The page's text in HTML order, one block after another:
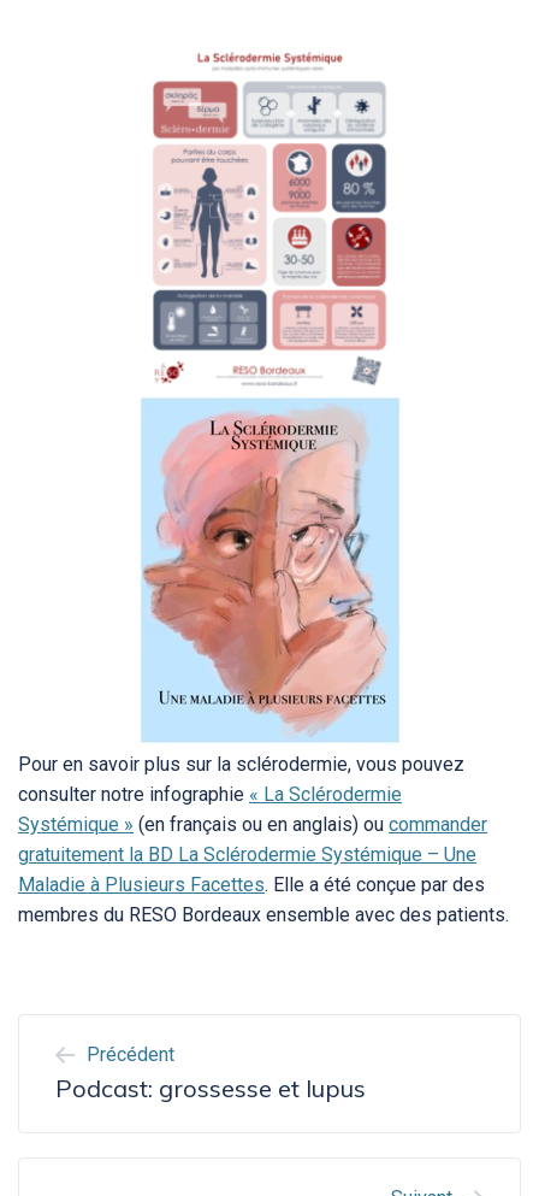
Pour en savoir plus sur la sclérodermie, vous pouvez
consulter notre infographie « La Sclérodermie
Systémique » (en français ou en anglais) ou commander
gratuitement la BD La Sclérodermie Systémique – Une
Maladie à Plusieurs Facettes. Elle a été conçue par des
membres du RESO Bordeaux ensemble avec des patients.
L’ARTICLE
Précédent
Podcast: grossesse et lupus